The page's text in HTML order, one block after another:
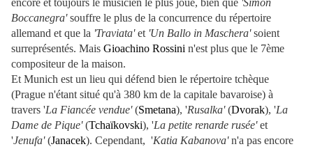
encore et toujours le musicien le plus joué, bien que 'Simon
Boccanegra'souffre le plus de la concurrence du répertoire
allemand et que la 'Traviata'et 'Un Ballo in Maschera'soient
surreprésentés. Mais Gioachino Rossini n'est plus que le 7ème
compositeur de la maison.
Et Munich est un lieu qui défend bien le répertoire tchèque
(Prague n'étant situé qu'à 380 km de la capitale bavaroise) à
travers 'La Fiancée vendue'(Smetana), 'Rusalka'(Dvorak), 'La
Dame de Pique'(Tchaïkovski), 'La petite renarde rusée'et
'Jenufa'(Janacek). Cependant, 'Katia Kabanova'n'a pas encore